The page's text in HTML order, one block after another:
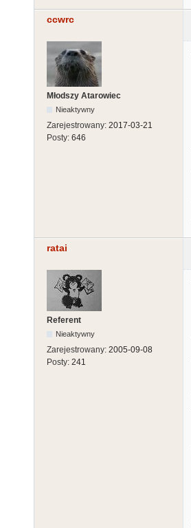
ccwrc
Młodszy Atarowiec
Nieaktywny
Zarejestrowany: 2017-03-21
Posty: 646
ratai
Referent
Nieaktywny
Zarejestrowany: 2005-09-08
Posty: 241